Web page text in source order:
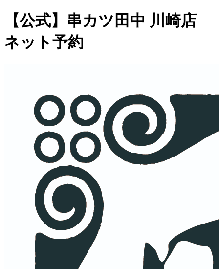
【公式】串カツ田中 川崎店
ネット予約